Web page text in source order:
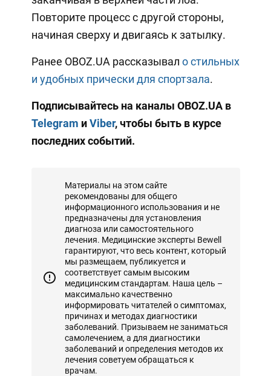
Повторите процесс с другой стороны,
начиная сверху и двигаясь к затылку.
Ранее OBOZ.UA рассказывал о стильных
и удобных прически для спортзала.
Подписывайтесь на каналы OBOZ.UA в
Telegram иViber, чтобы быть в курсе
последних событий.
Материалы на этом сайте
рекомендованы для общего
информационного использования и не
предназначены для установления
диагноза или самостоятельного
лечения. Медицинские эксперты Bewell
гарантируют, что весь контент, который
мы размещаем, публикуется и
соответствует самым высоким
медицинским стандартам. Наша цель –
максимально качественно
информировать читателей о симптомах,
причинах и методах диагностики
заболеваний. Призываем не заниматься
самолечением, а для диагностики
заболеваний и определения методов их
лечения советуем обращаться к
врачам.